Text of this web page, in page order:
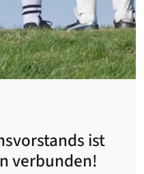
ist
verbunden!